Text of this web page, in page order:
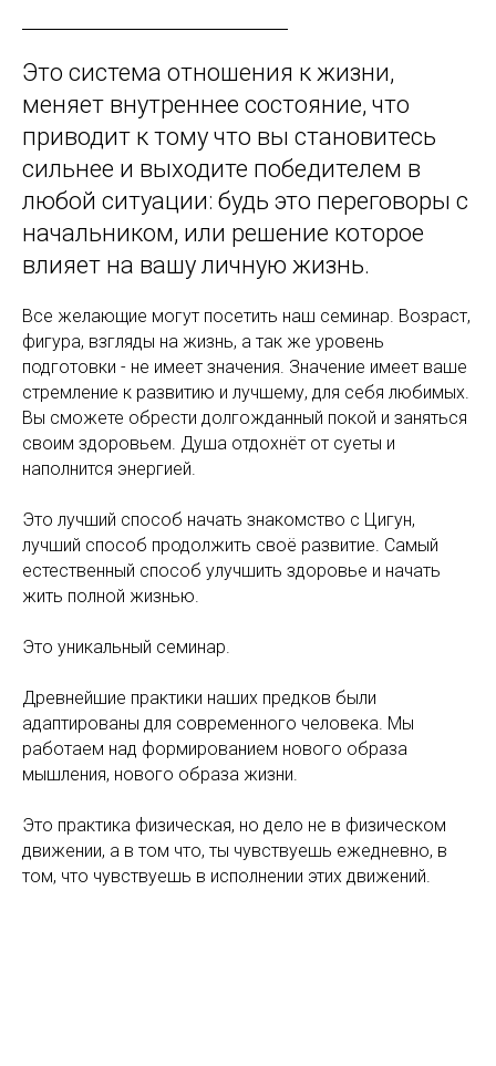
Это система отношения к жизни,
меняет внутреннее состояние, что
приводит к тому что вы становитесь
сильнее и выходите победителем в
любой ситуации: будь это переговоры с
начальником, или решение которое
влияет на вашу личную жизнь.
Все желающие могут посетить наш семинар. Возраст,
фигура, взгляды на жизнь, а так же уровень
подготовки - не имеет значения. Значение имеет ваше
стремление к развитию и лучшему, для себя любимых.
Вы сможете обрести долгожданный покой и заняться
своим здоровьем. Душа отдохнёт от суеты и
наполнится энергией.
Это лучший способ начать знакомство с Цигун,
лучший способ продолжить своё развитие. Самый
естественный способ улучшить здоровье и начать
жить полной жизнью.
Это уникальный семинар.
Древнейшие практики наших предков были
адаптированы для современного человека. Мы
работаем над формированием нового образа
мышления, нового образа жизни.
Это практика физическая, но дело не в физическом
движении, а в том что, ты чувствуешь ежедневно, в
том, что чувствуешь в исполнении этих движений.